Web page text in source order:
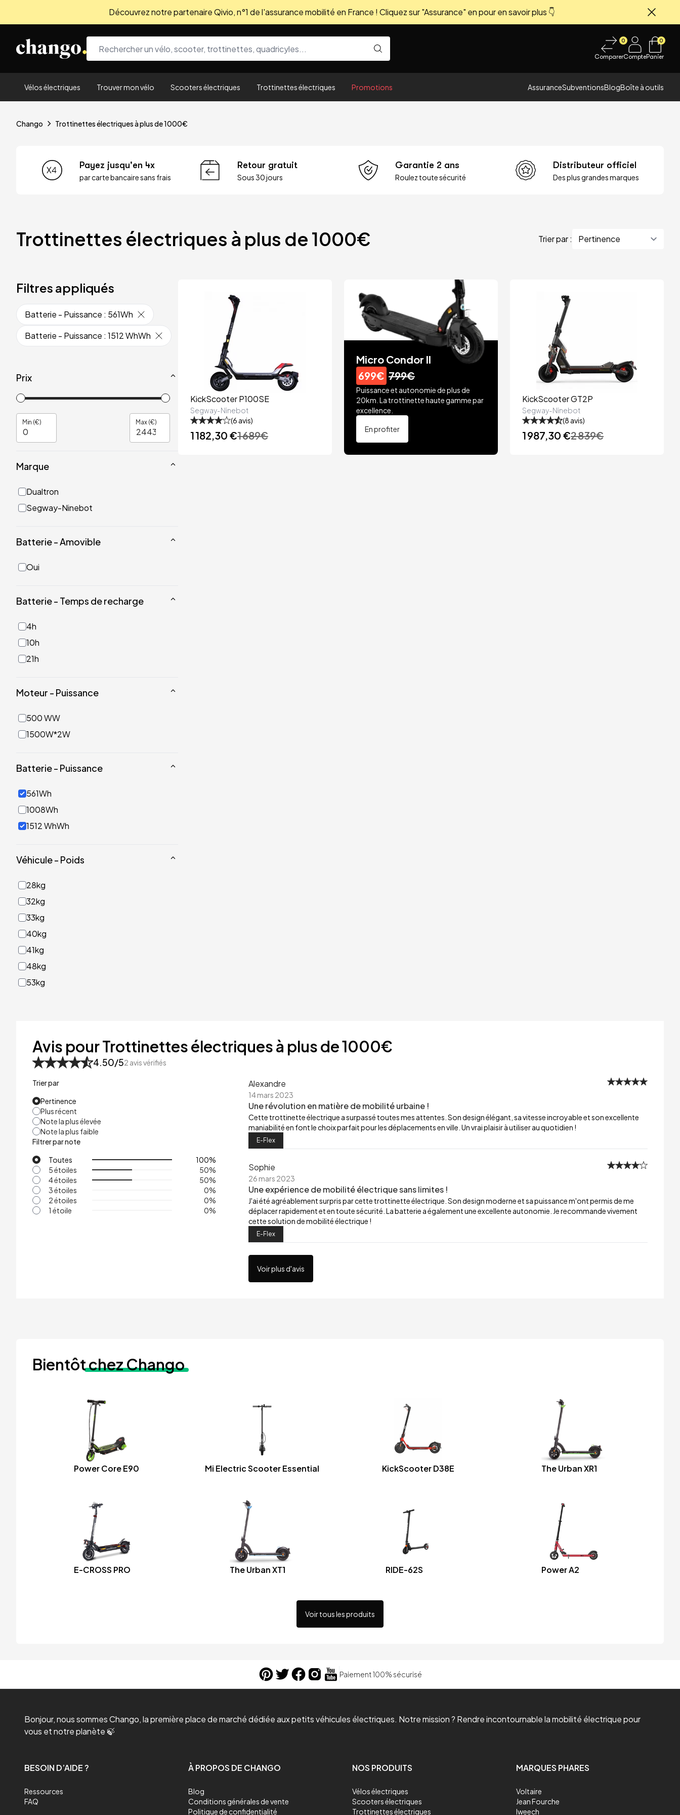
Découvrez notre partenaire Qivio, n°1 de l'assurance mobilité en France ! Cliquez sur "Assurance" en pour en savoir plus 👇
0
ComparerCompte
0
Panier
Vélos électriques Trouver mon vélo Scooters électriques Trottinettes électriques Promotions AssuranceSubventionsBlogBoîte à outils
Chango Trottinettes électriques à plus de 1000€
Payez jusqu'en 4x
par carte bancaire sans frais
Retour gratuit
Sous 30 jours
Garantie 2 ans
Roulez toute sécurité
Distributeur officiel
Des plus grandes marques
Trottinettes électriques à plus de 1000€ Trier par :
Filtres appliqués
Batterie - Puissance : 561Wh
Batterie - Puissance : 1512 WhWh
Prix
Min (€) Max (€)
Marque
Dualtron
Segway-Ninebot
Batterie - Amovible
Oui
Batterie - Temps de recharge
4h
10h
21h
Moteur - Puissance
500 WW
1500W*2W
Batterie - Puissance
561Wh
1008Wh
1512 WhWh
Véhicule - Poids
28kg
32kg
33kg
40kg
41kg
48kg
53kg
KickScooter P100SE
Segway-Ninebot
(6 avis)
1 182,30 €1 689€
Micro Condor II
699€ 799€
Puissance et autonomie de plus de
20km. La trottinette haute gamme par
excellence.
En profiter
KickScooter GT2P
Segway-Ninebot
(8 avis)
1 987,30 €2 839€
Avis pour Trottinettes électriques à plus de 1000€
4.50/52 avis vérifiés
Trier par
Pertinence
Plus récent
Note la plus élevée
Note la plus faible
Filtrer par note
Toutes
100%
5 étoiles
50%
4 étoiles
50%
3 étoiles
0%
2 étoiles
0%
1 étoile
0%
Alexandre
14 mars 2023
Une révolution en matière de mobilité urbaine !
Cette trottinette électrique a surpassé toutes mes attentes. Son design élégant, sa vitesse incroyable et son excellente
maniabilité en font le choix parfait pour les déplacements en ville. Un vrai plaisir à utiliser au quotidien !
E-Flex
Sophie
26 mars 2023
Une expérience de mobilité électrique sans limites !
J'ai été agréablement surpris par cette trottinette électrique. Son design moderne et sa puissance m'ont permis de me
déplacer rapidement et en toute sécurité. La batterie a également une excellente autonomie. Je recommande vivement
cette solution de mobilité électrique !
E-Flex
Voir plus d'avis
Bientôtchez Chango
Power Core E90 Mi Electric Scooter Essential KickScooter D38E The Urban XR1
E-CROSS PRO The Urban XT1 RIDE-62S Power A2
Voir tous les produits
Paiement 100% sécurisé
Bonjour, nous sommes Chango, la première place de marché dédiée aux petits véhicules électriques. Notre mission ? Rendre incontournable la mobilité électrique pour
vous et notre planète 🍃
BESOIN D’AIDE ?
Ressources
FAQ
À PROPOS DE CHANGO
Blog
Conditions générales de vente
Politique de confidentialité
NOS PRODUITS
Vélos électriques
Scooters électriques
Trottinettes électriques
MARQUES PHARES
Voltaire
Jean Fourche
Iweech